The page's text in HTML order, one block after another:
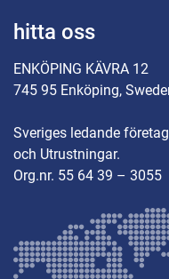
hitta oss
ENKÖPING KÄVRA 12
745 95 Enköping,
Sveriges ledande
och Utrustningar.
Org.nr. 55 64 39 – 3055